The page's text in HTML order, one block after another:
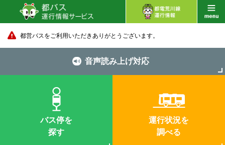
都営バスをご利用いただきありがとうございます。
音声読み上げ対応
バス停を
探す
運行状況を
調べる